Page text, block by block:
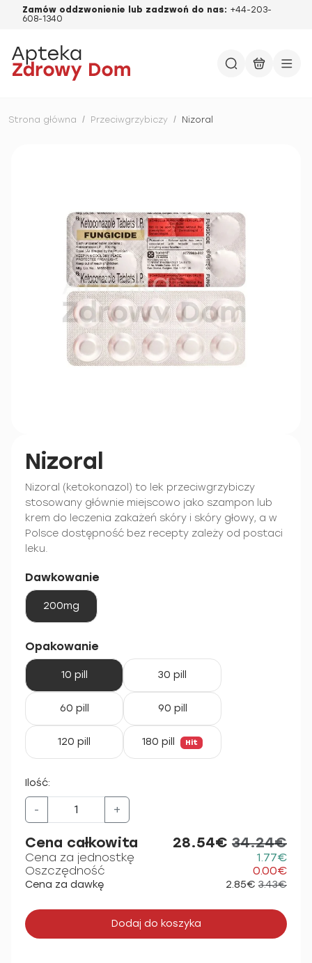
Zamów oddzwonienie lub zadzwoń do nas: +44-203-
608-1340
Strona główna / Przeciwgrzybiczy / Nizoral
Nizoral
Nizoral (ketokonazol) to lek przeciwgrzybiczy
stosowany głównie miejscowo jako szampon lub
krem do leczenia zakażeń skóry i skóry głowy, a w
Polsce dostępność bez recepty zależy od postaci
leku.
Dawkowanie
200mg
Opakowanie
10 pill 30 pill
60 pill 90 pill
120 pill 180 pill Hit
Ilość:
- +
Cena całkowita 28.54€ 34.24€
Cena za jednostkę
1.77€
Oszczędność
0.00€
Cena za dawkę 2.85€ 3.43€
Dodaj do koszyka